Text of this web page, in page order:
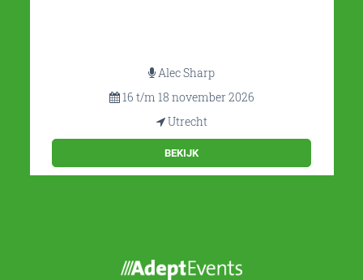
Lawrence Corr
2 t/m 4 november 2026
Utrecht
BEKIJK